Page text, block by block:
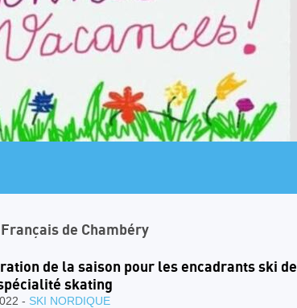
de Chambéry
de la saison pour les encadrants ski de
skating
- SKI NORDIQUE